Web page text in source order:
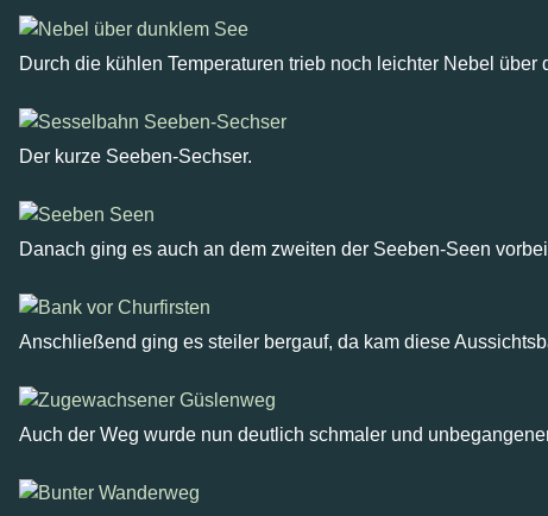
Durch die kühlen Temperaturen trieb noch leichter Nebel
Der kurze Seeben-Sechser.
Danach ging es auch an dem zweiten der Seeben-Seen
Anschließend ging es steiler bergauf, da kam diese
Auch der Weg wurde nun deutlich schmaler und